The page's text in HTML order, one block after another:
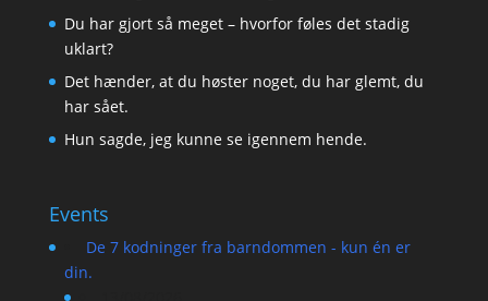
Du har gjort så meget – hvorfor føles det stadig
uklart?
Det hænder, at du høster noget, du har glemt, du
har sået.
Hun sagde, jeg kunne se igennem hende.
Events
De 7 kodninger fra barndommen - kun én er
din.